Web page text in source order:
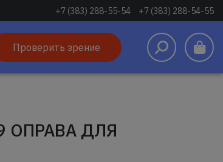
+7 (383) 288-55-54 +7 (383) 288-54-55
Проверить зрение
ОПРАВА ДЛЯ